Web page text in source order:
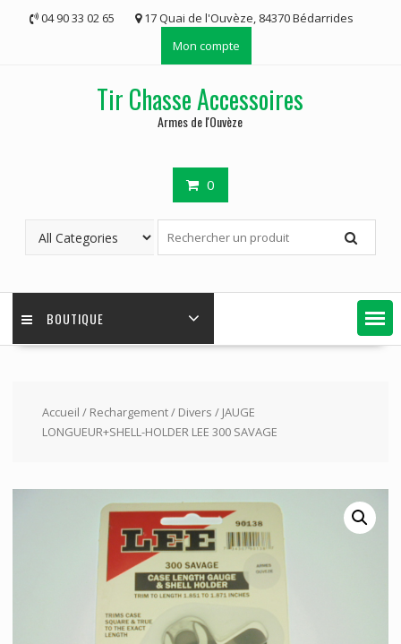
04 90 33 02 65
17 Quai de l'Ouvèze, 84370 Bédarrides
Mon compte
Tir Chasse Accessoires
Armes de l'Ouvèze
0
BOUTIQUE
Accueil / Rechargement/ Divers / JAUGE
LONGUEUR+SHELL-HOLDER LEE 300 SAVAGE